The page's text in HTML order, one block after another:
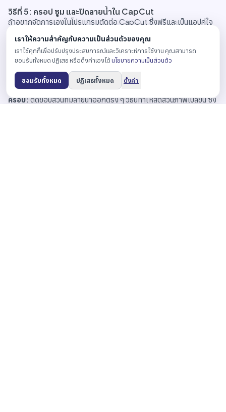
วิธีที่ 5: ครอป ซูม และปิดลายน้ำใน CapCut
ถ้าอยากจัดการเองในโปรแกรมตัดต่อ CapCut ซึ่งฟรีและเป็นแอปคู่ใจ
เรามีสิทธิ์:
ซูมแล้วจัดเฟรมใหม่:นำคลิปเข้ามา ขยายภาพขึ้นเล็กน้อยแล้วเลื่อน
ตำแหน่งเฟรมให้ลายน้ำหลุดออกนอกจอ เพราะลายน้ำอยู่ชิดขอบ การซูม
นิดเดียวมักเอาอยู่ แต่อย่าลืมว่าลายน้ำโผล่สองตำแหน่งในคลิปเดียว ต้อง
ไล่ดูทั้ง timeline ให้ครบ
ครอป:ตัดขอบส่วนที่มีลายน้ำออกตรง ๆ วิธีนี้ทำให้สัดส่วนภาพเปลี่ยน ซึ่ง
เราให้ความสำคัญกับความเป็นส่วนตัวของคุณ
เราใช้คุกกี้เพื่อปรับปรุงประสบการณ์และวิเคราะห์การใช้งาน คุณสามารถ
ยอมรับทั้งหมด ปฏิเสธ หรือตั้งค่าเองได้นโยบายความเป็นส่วนตัว
ยอมรับทั้งหมด ปฏิเสธทั้งหมด ตั้งค่า